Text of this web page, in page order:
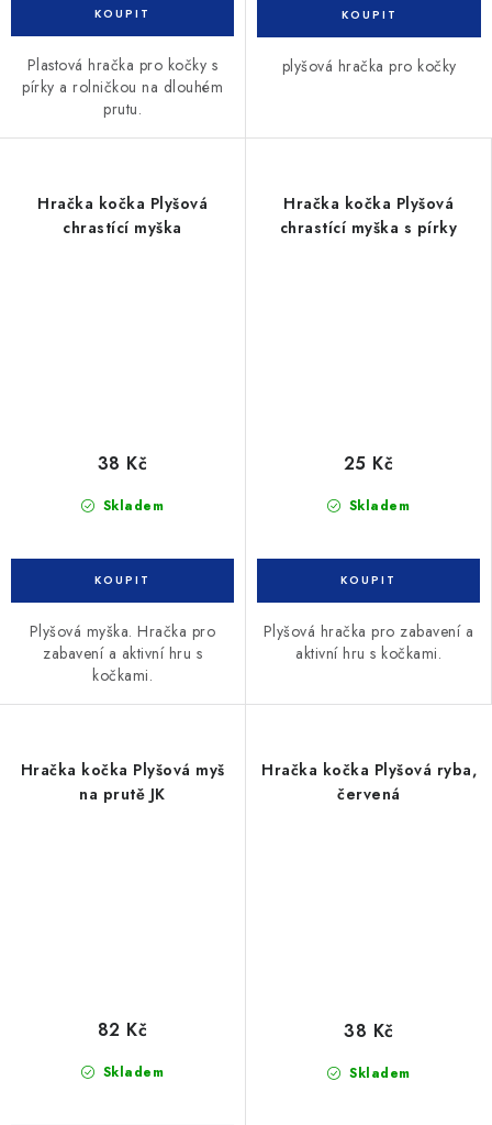
Plastová hračka pro kočky s
pírky a rolničkou na dlouhém
prutu.
plyšová hračka pro kočky
Hračka kočka Plyšová
chrastící myška
Skladem
38 Kč
Plyšová myška. Hračka pro
zabavení a aktivní hru s
kočkami.
Hračka kočka Plyšová
chrastící myška s pírky
Skladem
25 Kč
Plyšová hračka pro zabavení a
aktivní hru s kočkami.
Hračka kočka Plyšová myš
na prutě JK
Skladem
82 Kč
Hračka kočka Plyšová ryba,
červená
Skladem
38 Kč